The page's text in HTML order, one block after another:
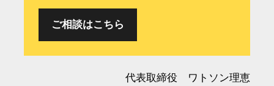
ご相談はこちら
代表取締役 ワトソン理恵